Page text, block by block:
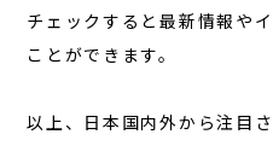
チェックすると最新情報や
ことができます。
以上、日本国内外から注目